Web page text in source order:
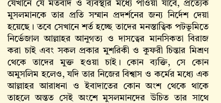
যেখানে যে মতবাদ ও ব্যবস্থার মধ্যে পাওয়া যাবে, প্রত্যেক
মুসলমানকে তার প্রতি সম্মান প্রদর্শনের জন্য নির্দেশ দেয়া
হয়েছে। তবে সেখানে শর্ত হচ্ছে তাদের মনস্তাত্বিক পটভূমিতে
নির্ভেজাল আল্লাহর আনুগত্য ও দাসত্বের মানসিকতা বিরাজ
করা চাই এবং সকল প্রকার মুশরিকী ও কুফরী চিন্তার মিশ্রণ
থেকে তাদের মুক্ত হওয়া চাই। কোন ব্যক্তি, সে কোন
অমুসলিম হলেও, যদি তার নিজের বিশ্বাস ও কর্মের মধ্যে এক
আল্লাহর আরাধনা ও ইবাদাতের কোন অংশ থেকে থাকে
তাহলে অন্তত সেই অংশে মুসলমানদের উচিত তার সাথে